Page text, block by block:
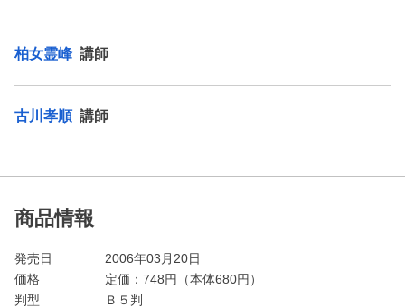
柏女霊峰 講師
古川孝順 講師
商品情報
発売日
2006年03月20日
価格
定価： 748円（本体680円）
判型
Ｂ５判